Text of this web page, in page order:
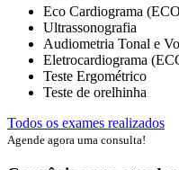
Eco Cardiograma
Ultrassonografia
Audiometria Tonal e
Eletrocardiograma
Teste Ergométrico
Teste de orelhinha
Todos os exames realizados
Agende agora uma consulta!